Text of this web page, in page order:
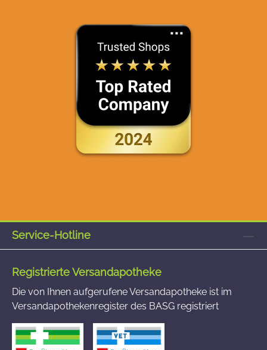
Service-Hotline
Registrierte Versandapotheke
Die von Ihnen aufgerufene Versandapotheke ist im
Versandapothekenregister des BASG registriert